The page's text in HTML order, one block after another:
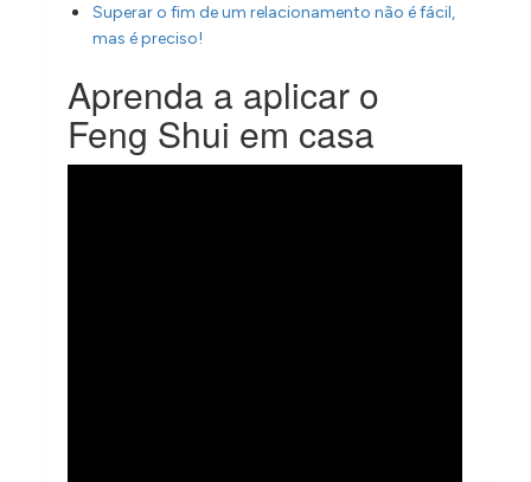
Superar o fim de um relacionamento não é fácil,
mas é preciso!
Aprenda a aplicar o
Feng Shui em casa